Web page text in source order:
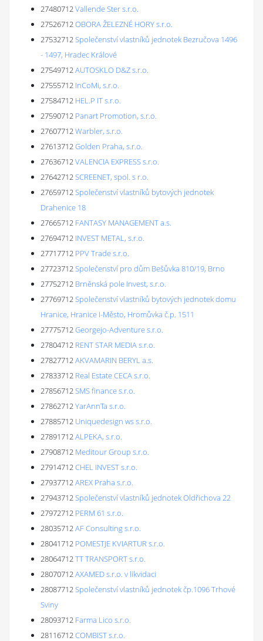
27480712Vallende Ster s.r.o.
27526712OBORA ŽELEZNÉ HORY s.r.o.
27532712Společenství vlastníků jednotek Bezručova 1496
- 1497, Hradec Králové
27549712AUTOSKLO D&Z s.r.o.
27555712 InCoMi, s.r.o.
27584712 HEL.P IT s.r.o.
27590712 Panart Promotion, s.r.o.
27607712Warbler, s.r.o.
27613712Golden Praha, s.r.o.
27636712VALENCIA EXPRESS s.r.o.
27642712SCREENET, spol. s r.o.
27659712Společenství vlastníků bytových jednotek
Drahenice 18
27665712 FANTASY MANAGEMENT a.s.
27694712 INVEST METAL, s.r.o.
27717712 PPV Trade s.r.o.
27723712Společenství pro dům Bešůvka 810/19, Brno
27752712 Brněnská pole Invest, s.r.o.
27769712Společenství vlastníků bytových jednotek domu
Hranice, Hranice I-Město, Hromůvka č.p. 1511
27775712Georgejo-Adventure s.r.o.
27804712 RENT STAR MEDIA s.r.o.
27827712AKVAMARIN BERYL a.s.
27833712 Real Estate CECA s.r.o.
27856712SMS finance s.r.o.
27862712YarAnnTa s.r.o.
27885712 Uniquedesign ws s.r.o.
27891712ALPEKA, s.r.o.
27908712 Meditour Group s.r.o.
27914712CHEL INVEST s.r.o.
27937712AREX Praha s.r.o.
27943712Společenství vlastníků jednotek Oldřichova 22
27972712 PERM 61 s.r.o.
28035712AF Consulting s.r.o.
28041712 POMESTJE KVIARTUR s.r.o.
28064712TT TRANSPORT s.r.o.
28070712AXAMED s.r.o. v likvidaci
28087712Společenství vlastníků jednotek čp.1096 Trhové
Sviny
28093712 Farma Lico s.r.o.
28116712COMBIST s.r.o.